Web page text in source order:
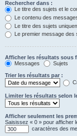
Rechercher dans :
Le titre des sujets et le
Le contenu des
Le titre des sujets
Le premier message des
Afficher les résultats sous
Messages
Sujets
Trier les résultats par :
Limiter les résultats selon
Afficher seulement les
Saisissez « 0 » pour afficher
caractères des